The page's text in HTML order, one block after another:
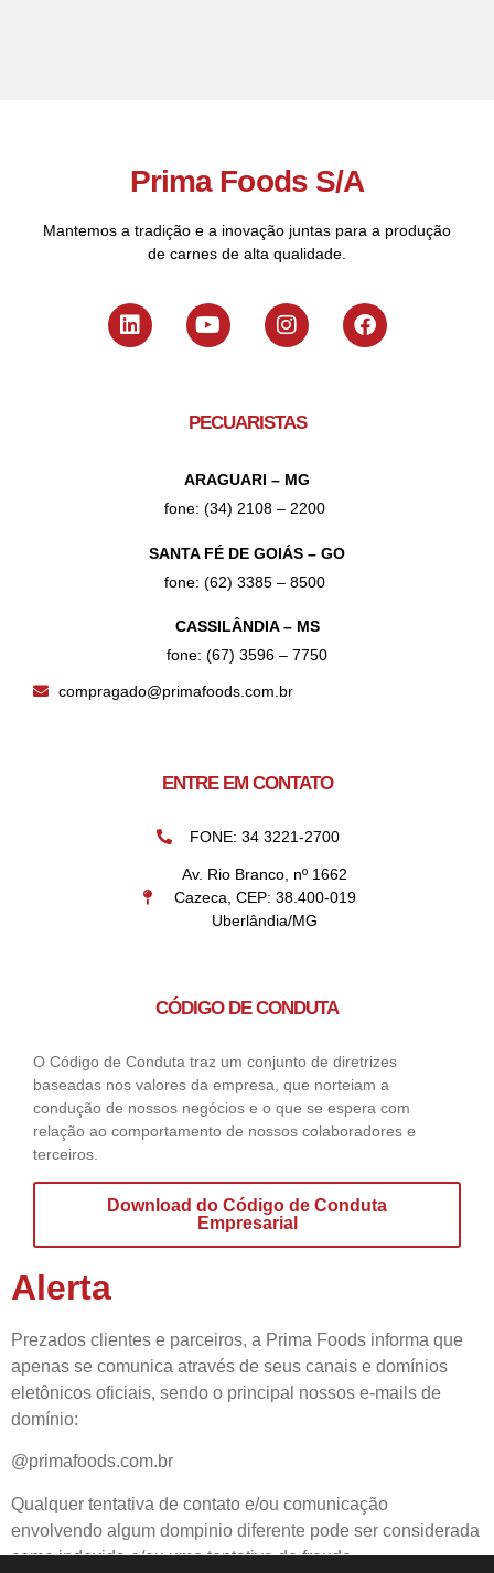
Prima Foods S/A
Mantemos a tradição e a inovação juntas para a produção
de carnes de alta qualidade.
PECUARISTAS
ARAGUARI – MG
fone: (34) 2108 – 2200
SANTA FÉ DE GOIÁS – GO
fone: (62) 3385 – 8500
CASSILÂNDIA – MS
fone: (67) 3596 – 7750
compragado@primafoods.com.br
ENTRE EM CONTATO
FONE: 34 3221-2700
Av. Rio Branco, nº 1662
Cazeca, CEP: 38.400-019
Uberlândia/MG
CÓDIGO DE CONDUTA
O Código de Conduta traz um conjunto de diretrizes
baseadas nos valores da empresa, que norteiam a
condução de nossos negócios e o que se espera com
relação ao comportamento de nossos colaboradores e
terceiros.
Download do Código de Conduta
Empresarial
Alerta
Prezados clientes e parceiros, a Prima Foods informa que
apenas se comunica através de seus canais e domínios
eletônicos oficiais, sendo o principal nossos e-mails de
domínio:
@primafoods.com.br
Qualquer tentativa de contato e/ou comunicação
envolvendo algum dompinio diferente pode ser considerada
como indevida e/ou uma tentativa de fraude.